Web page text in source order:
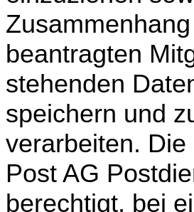
beantragten
stehenden
speichern und
verarbeiten. Die
Post AG
berechtigt, bei